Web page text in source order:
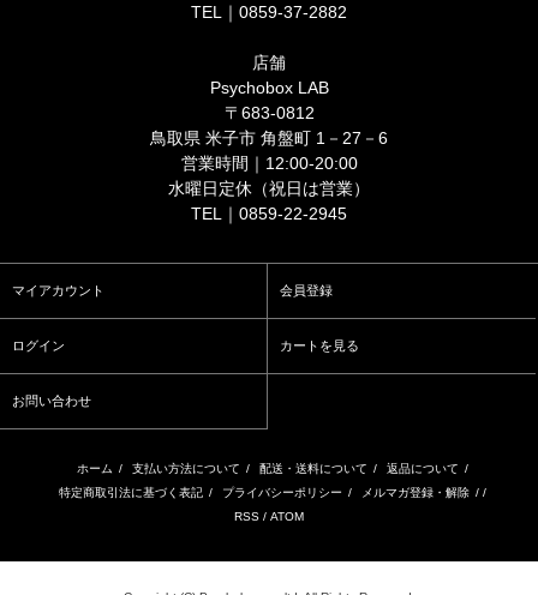
TEL｜0859-37-2882
店舗
Psychobox LAB
〒683-0812
鳥取県 米子市 角盤町 1－27－6
営業時間｜12:00-20:00
水曜日定休（祝日は営業）
TEL｜0859-22-2945
マイアカウント 会員登録
ログイン カートを見る
お問い合わせ
ホーム / 支払い方法について / 配送・送料について / 返品について /
特定商取引法に基づく表記 / プライバシーポリシー / メルマガ登録・解除 / /
RSS / ATOM